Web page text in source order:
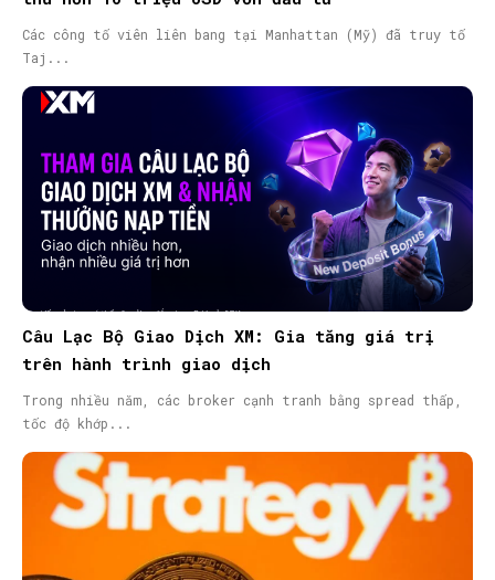
Các công tố viên liên bang tại Manhattan (Mỹ) đã truy tố
Taj...
Câu Lạc Bộ Giao Dịch XM: Gia tăng giá trị
trên hành trình giao dịch
Trong nhiều năm, các broker cạnh tranh bằng spread thấp,
tốc độ khớp...